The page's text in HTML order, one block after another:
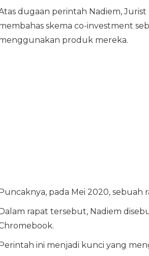
dugaan perintah Nadiem,
skema co-investment
produk mereka.
pada Mei 2020,
rapat tersebut, Nadiem
ini menjadi kunci yang